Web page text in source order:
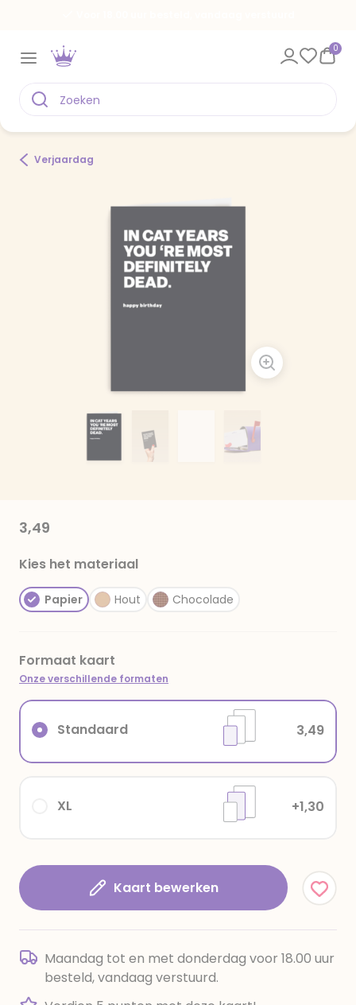
0
Verjaardag
3,49
Kies het materiaal
Papier Hout Chocolade
Formaat kaart
Onze verschillende formaten
XL +1,30
Standaard 3,49
Kaart bewerken
Maandag tot en met donderdag voor 18.00 uur
besteld, vandaag verstuurd.